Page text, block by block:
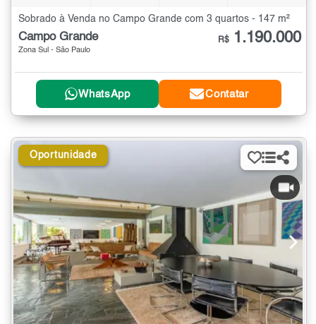
Sobrado à Venda no Campo Grande com 3 quartos - 147 m²
Campo Grande
Zona Sul - São Paulo
R$ 1.190.000
WhatsApp Contatar
Oportunidade